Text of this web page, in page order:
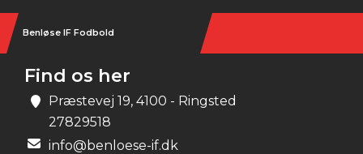
Benløse IF Fodbold
Find os her
Præstevej 19, 4100 - Ringsted
27829518
info@benloese-if.dk